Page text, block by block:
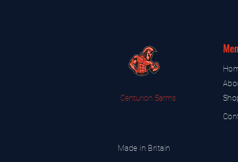
Centurion Sarms
Made in Britain